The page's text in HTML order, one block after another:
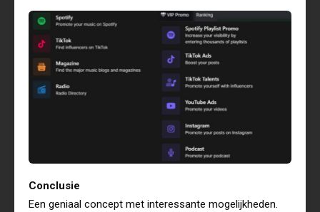
Conclusie
Een geniaal concept met interessante mogelijkheden.